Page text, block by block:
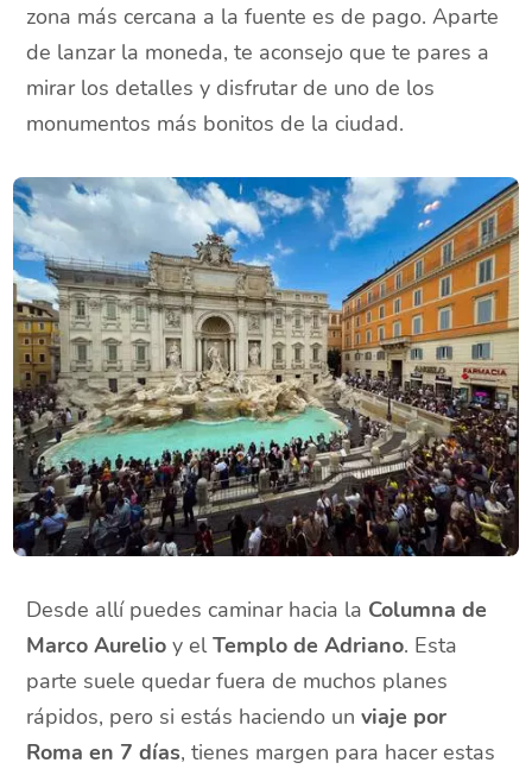
zona más cercana a la fuente es de pago. Aparte
de lanzar la moneda, te aconsejo que te pares a
mirar los detalles y disfrutar de uno de los
monumentos más bonitos de la ciudad.
Desde allí puedes caminar hacia la Columna de
Marco Aurelio y elTemplo de Adriano. Esta
parte suele quedar fuera de muchos planes
rápidos, pero si estás haciendo unviaje por
Roma en 7 días, tienes margen para hacer estas